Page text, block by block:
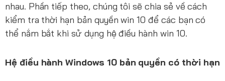
nhau. Phần tiếp theo, chúng tôi sẽ chia sẻ về cách
kiểm tra thời hạn bản quyền win 10 để các bạn có
thể nắm bắt khi sử dụng hệ điều hành win 10.
Hệ điều hành Windows 10 bản quyền có thời hạn